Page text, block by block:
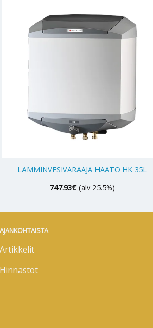
LÄMMINVESIVARAAJA HAATO HK 35L
747.93€ (alv 25.5%)
AJANKOHTAISTA
Artikkelit
Hinnastot